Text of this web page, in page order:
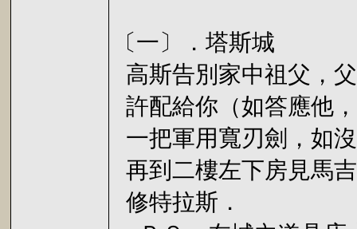
〔一〕．塔斯城
高斯告別家中祖父，
許配給你（如答應他
一把軍用寬刃劍，如
再到二樓左下房見馬
修特拉斯．